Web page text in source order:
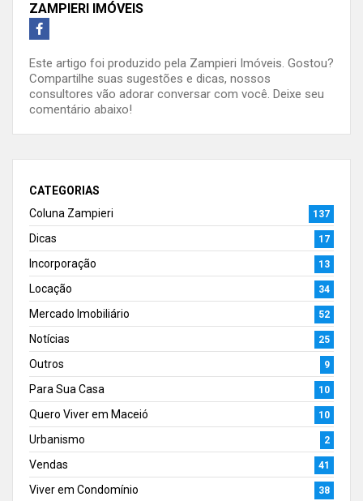
ZAMPIERI IMÓVEIS
Este artigo foi produzido pela Zampieri Imóveis. Gostou?
Compartilhe suas sugestões e dicas, nossos
consultores vão adorar conversar com você. Deixe seu
comentário abaixo!
CATEGORIAS
Coluna Zampieri
137
Dicas 17
Incorporação 13
Locação 34
Mercado Imobiliário 52
Notícias 25
Outros 9
Para Sua Casa 10
Quero Viver em Maceió 10
Urbanismo 2
Vendas 41
Viver em Condomínio 38